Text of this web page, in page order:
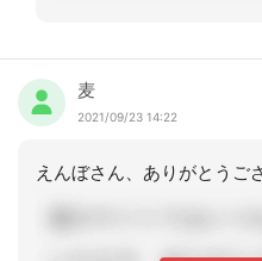
麦
2021/09/23 14:22